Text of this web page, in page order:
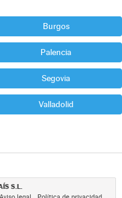
Burgos
Palencia
Segovia
Valladolid
S.L.